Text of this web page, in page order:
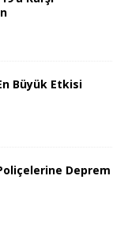
Büyük Etkisi
Deprem